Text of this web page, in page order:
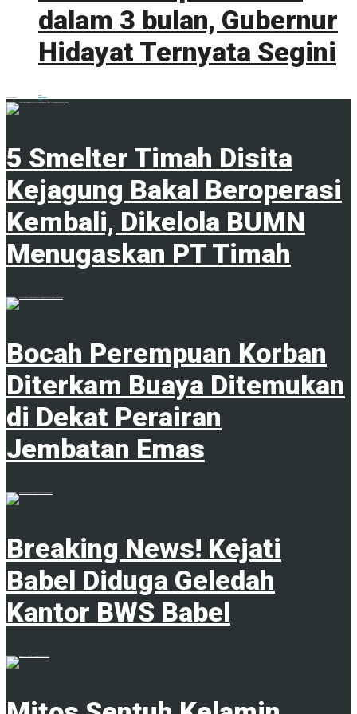
dalam 3 bulan, Gubernur
Hidayat Ternyata Segini
5 Smelter Timah Disita
Kejagung Bakal Beroperasi
Kembali, Dikelola BUMN
Menugaskan PT Timah
Bocah Perempuan Korban
Diterkam Buaya Ditemukan
di Dekat Perairan
Jembatan Emas
Breaking News! Kejati
Babel Diduga Geledah
Kantor BWS Babel